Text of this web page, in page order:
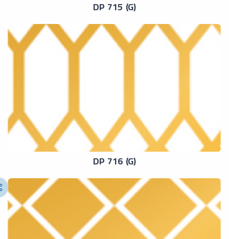
DP 715 (G)
DP 716 (G)